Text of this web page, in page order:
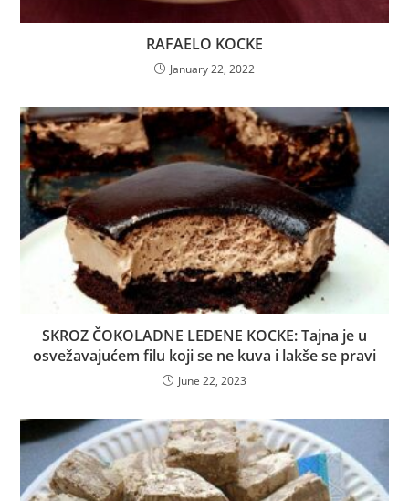
RAFAELO KOCKE
January 22, 2022
SKROZ ČOKOLADNE LEDENE KOCKE: Tajna je u
osvežavajućem filu koji se ne kuva i lakše se pravi
June 22, 2023